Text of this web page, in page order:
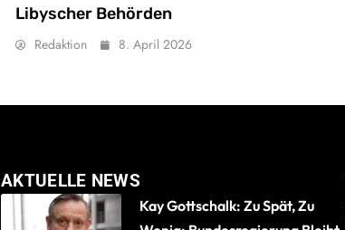
Libyscher Behörden
Redaktion 8. April 2026
AKTUELLE NEWS
Kay Gottschalk: Zu Spät, Zu